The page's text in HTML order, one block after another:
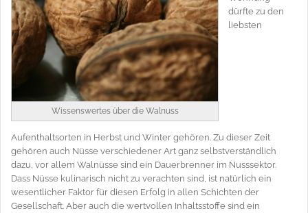
Wissenswertes über die Walnuss
dürfte zu den
liebsten
Aufenthaltsorten in Herbst und Winter gehören. Zu dieser Zeit
gehören auch Nüsse verschiedener Art ganz selbstverständlich
dazu, vor allem Walnüsse sind ein Dauerbrenner im Nusssektor.
Dass Nüsse kulinarisch nicht zu verachten sind, ist natürlich ein
wesentlicher Faktor für diesen Erfolg in allen Schichten der
Gesellschaft. Aber auch die wertvollen Inhaltsstoffe sind ein